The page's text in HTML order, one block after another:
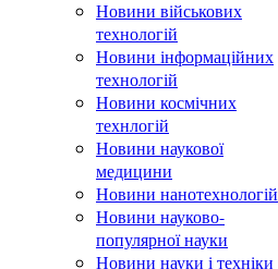
Новини військових
технологій
Новини інформаційних
технологій
Новини космічних
технлогій
Новини наукової
медицини
Новини нанотехнологій
Новини науково-
популярної науки
Новини науки і техніки